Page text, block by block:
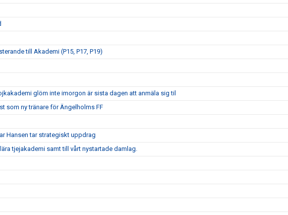
till Akademi (P15, P17, P19)
glöm inte imorgon är sista dagen att anmäla sig til
som ny tränare för Ängelholms FF
Hansen tar strategiskt uppdrag
tjejakademi samt till vårt nystartade damlag.